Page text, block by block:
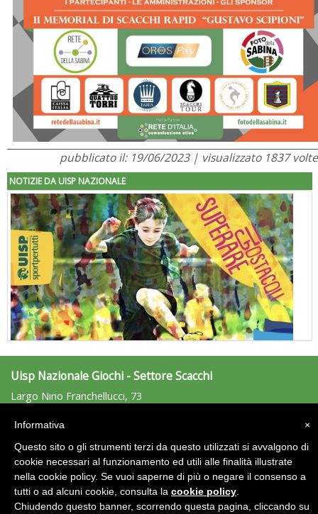
pubblicato il: 19/06/2023 | visualizzato 1837 volte
NOTIZIE DA UISP NAZIONALE
"Superare gli ostacoli": la relazione di Tiziano Pesce al CN Uisp
Uisp Nazionale Giochi - Settore Scacchi
Largo Nino Franchellucci, 73
e-mail:scacchi.giochi@uisp.it
Area Riservata 2.0
×
Informativa
Questo sito o gli strumenti terzi da questo utilizzati si avvalgono di
cookie necessari al funzionamento ed utili alle finalità illustrate
nella cookie policy. Se vuoi saperne di più o negare il consenso a
tutti o ad alcuni cookie, consulta la cookie policy
Chiudendo questo banner, scorrendo questa pagina, cliccando su